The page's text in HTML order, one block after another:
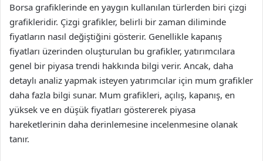
Borsa grafiklerinde en yaygın kullanılan türlerden biri çizgi
grafikleridir. Çizgi grafikler, belirli bir zaman diliminde
fiyatların nasıl değiştiğini gösterir. Genellikle kapanış
fiyatları üzerinden oluşturulan bu grafikler, yatırımcılara
genel bir piyasa trendi hakkında bilgi verir. Ancak, daha
detaylı analiz yapmak isteyen yatırımcılar için mum grafikler
daha fazla bilgi sunar. Mum grafikleri, açılış, kapanış, en
yüksek ve en düşük fiyatları göstererek piyasa
hareketlerinin daha derinlemesine incelenmesine olanak
tanır.